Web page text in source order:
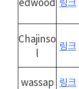
Chajinso
l
링크
wassap 링크